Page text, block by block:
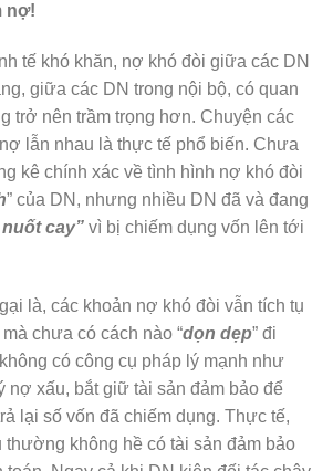
nợ!
tế khó khăn, nợ khó đòi giữa các DN
giữa các DN trong nội bộ, có quan
trở nên trầm trọng hơn. Chuyện các
lẫn nhau là thực tế phổ biến. Chưa
kê chính xác về tình hình nợ khó đòi
” của DN, nhưng nhiều DN đã và đang
cay” vì bị chiếm dụng vốn lên tới
là, các khoản nợ khó đòi vẫn tích tụ
chưa có cách nào “dọn dẹp” đi
có công cụ pháp lý mạnh như
nợ xấu, bắt giữ tài sản đảm bảo để
lại số vốn đã chiếm dụng. Thực tế,
thường không hề có tài sản đảm bảo